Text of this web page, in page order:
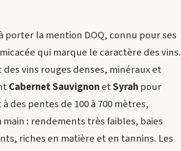
porter la mention DOQ, connu pour ses
qui marque le caractère des vins.
vins rouges denses, minéraux et
Cabernet SauvignonetSyrah pour
des pentes de 100 à 700 mètres,
: rendements très faibles, baies
riches en matière et en tannins. Les